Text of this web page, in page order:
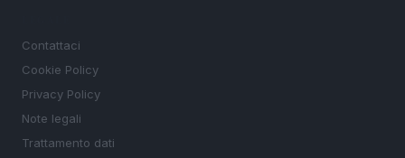
Contattaci
Cookie Policy
Privacy Policy
Note legali
Trattamento dati